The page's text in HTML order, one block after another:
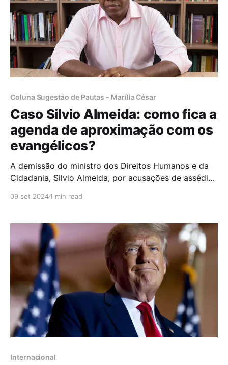
Coluna Sugestão de Pautas - Marília César
Caso Silvio Almeida: como fica a
agenda de aproximação com os
evangélicos?
A demissão do ministro dos Direitos Humanos e da
Cidadania, Silvio Almeida, por acusações de assédio
aproximação com os evangélicos? Lembrando que
esse público, e chegou a fazer visitas a igrejas. Um
exemplo
09 set 20241 min read
Internacional